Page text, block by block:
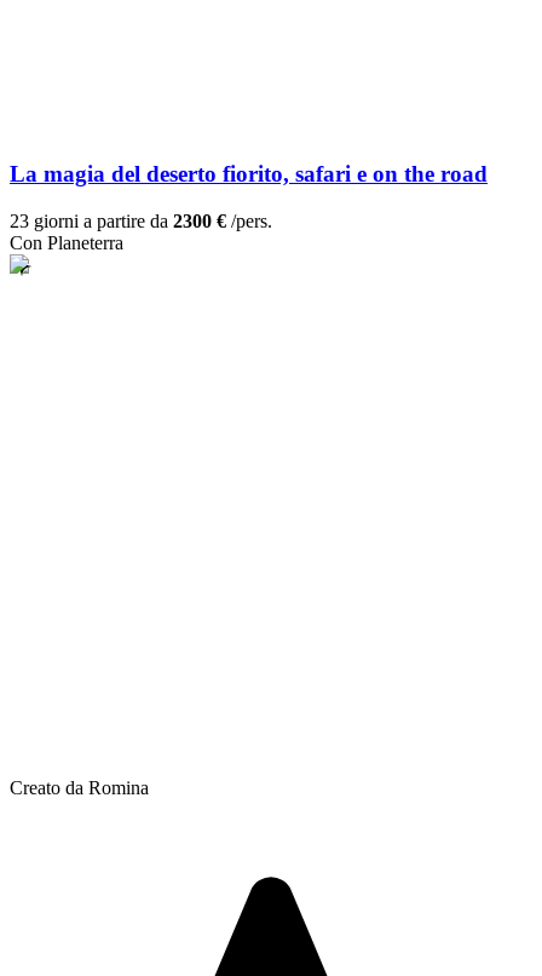
La magia del deserto fiorito, safari e on the road
23 giorni a partire da 2300 € /pers.
Con Planeterra
Creato da Romina